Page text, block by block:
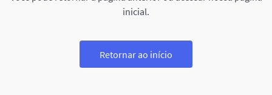
inicial.
Retornar ao início